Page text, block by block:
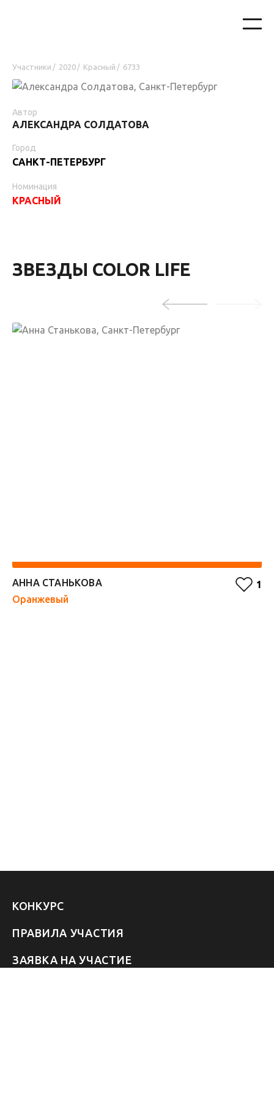
Участники / 2020 / Красный / 6733
Автор
АЛЕКСАНДРА СОЛДАТОВА
Город
САНКТ-ПЕТЕРБУРГ
Номинация
КРАСНЫЙ
ЗВЕЗДЫ COLOR LIFE
АННА СТАНЬКОВА
1
Оранжевый
КОНКУРС
ПРАВИЛА УЧАСТИЯ
ЗАЯВКА НА УЧАСТИЕ